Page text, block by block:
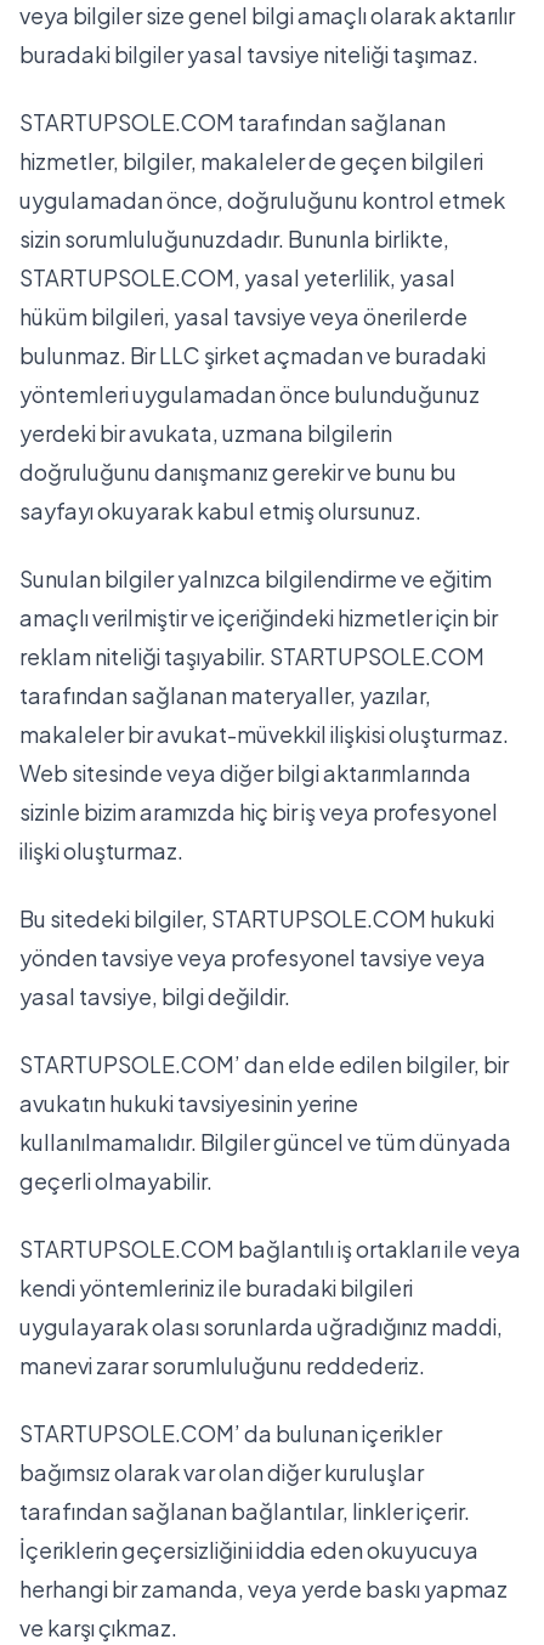
veya bilgiler size genel bilgi amaçlı olarak aktarılır
buradaki bilgiler yasal tavsiye niteliği taşımaz.
STARTUPSOLE.COM tarafından sağlanan
hizmetler, bilgiler, makaleler de geçen bilgileri
uygulamadan önce, doğruluğunu kontrol etmek
sizin sorumluluğunuzdadır. Bununla birlikte,
STARTUPSOLE.COM, yasal yeterlilik, yasal
hüküm bilgileri, yasal tavsiye veya önerilerde
bulunmaz. Bir LLC şirket açmadan ve buradaki
yöntemleri uygulamadan önce bulunduğunuz
yerdeki bir avukata, uzmana bilgilerin
doğruluğunu danışmanız gerekir ve bunu bu
sayfayı okuyarak kabul etmiş olursunuz.
Sunulan bilgiler yalnızca bilgilendirme ve eğitim
amaçlı verilmiştir ve içeriğindeki hizmetler için bir
reklam niteliği taşıyabilir. STARTUPSOLE.COM
tarafından sağlanan materyaller, yazılar,
makaleler bir avukat-müvekkil ilişkisi oluşturmaz.
Web sitesinde veya diğer bilgi aktarımlarında
sizinle bizim aramızda hiç bir iş veya profesyonel
ilişki oluşturmaz.
Bu sitedeki bilgiler, STARTUPSOLE.COM hukuki
yönden tavsiye veya profesyonel tavsiye veya
yasal tavsiye, bilgi değildir.
STARTUPSOLE.COM’ dan elde edilen bilgiler, bir
avukatın hukuki tavsiyesinin yerine
kullanılmamalıdır. Bilgiler güncel ve tüm dünyada
geçerli olmayabilir.
STARTUPSOLE.COM bağlantılı iş ortakları ile veya
kendi yöntemleriniz ile buradaki bilgileri
uygulayarak olası sorunlarda uğradığınız maddi,
manevi zarar sorumluluğunu reddederiz.
STARTUPSOLE.COM’ da bulunan içerikler
bağımsız olarak var olan diğer kuruluşlar
tarafından sağlanan bağlantılar, linkler içerir.
İçeriklerin geçersizliğini iddia eden okuyucuya
herhangi bir zamanda, veya yerde baskı yapmaz
ve karşı çıkmaz.